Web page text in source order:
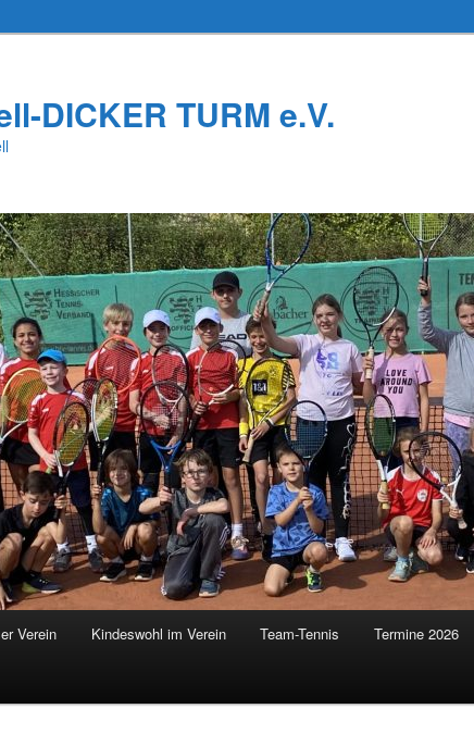
DICKER TURM e.V.
Verein Kindeswohl im Verein Team-Tennis Termine 2026